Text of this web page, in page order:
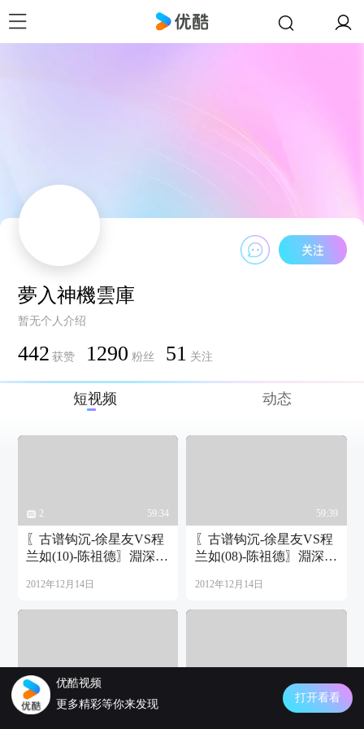
夢入神機雲庫
暂无个人介绍
442 获赞 1290 粉丝 51 关注
短视频 动态
2 59:34
〖古谱钩沉-徐星友VS程
兰如(10)-陈祖德〗淵深海
2012年12月14日
59:39
〖古谱钩沉-徐星友VS程
兰如(08)-陈祖德〗淵深海
2012年12月14日
〖古谱钩沉-徐星友VS程
59:36
〖古谱钩沉-徐星友VS程
优酷视频
更多精彩等你来发现
打开看看